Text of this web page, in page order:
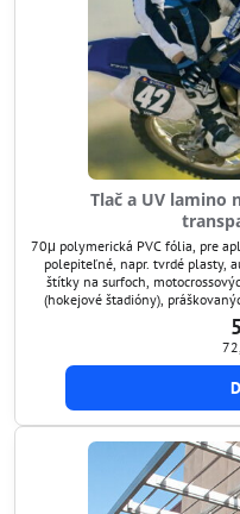
Tlač a UV lamino
70μ polymerická PVC fólia, pre
polepiteľné, napr. tvrdé plasty,
štítky na surfoch,
(hokejové štadióny),
polymerická PVC fólia
pre